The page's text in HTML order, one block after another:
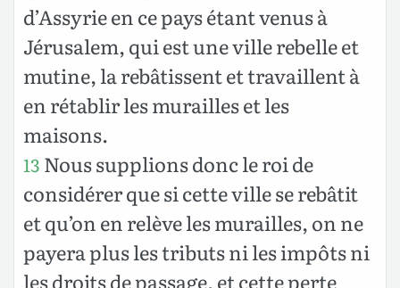
d’Assyrie en ce pays étant venus à
Jérusalem, qui est une ville rebelle et
mutine, la rebâtissent et travaillent à
en rétablir les murailles et les
maisons.
13 Nous supplions donc le roi de
considérer que si cette ville se rebâtit
et qu’on en relève les murailles, on ne
payera plus les tributs ni les impôts ni
les droits de passage, et cette perte